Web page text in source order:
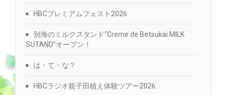
HBCプレミアムフェスト2026
別海のミルクスタンド“Creme de Betsukai MILK
SUTAND”オープン！
は・て・な？
HBCラジオ親子田植え体験ツアー2026